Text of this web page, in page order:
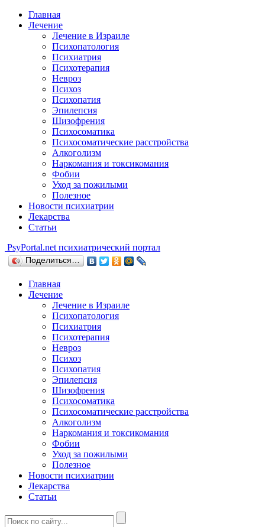
Главная
Лечение
Лечение в Израиле
Психопатология
Психиатрия
Психотерапия
Невроз
Психоз
Психопатия
Эпилепсия
Шизофрения
Психосоматика
Психосоматические расстройства
Алкоголизм
Наркомания и токсикомания
Фобии
Уход за пожилыми
Полезное
Новости психиатрии
Лекарства
Статьи
PsyPortal.net психиатрический портал
Поделиться…
Главная
Лечение
Лечение в Израиле
Психопатология
Психиатрия
Психотерапия
Невроз
Психоз
Психопатия
Эпилепсия
Шизофрения
Психосоматика
Психосоматические расстройства
Алкоголизм
Наркомания и токсикомания
Фобии
Уход за пожилыми
Полезное
Новости психиатрии
Лекарства
Статьи